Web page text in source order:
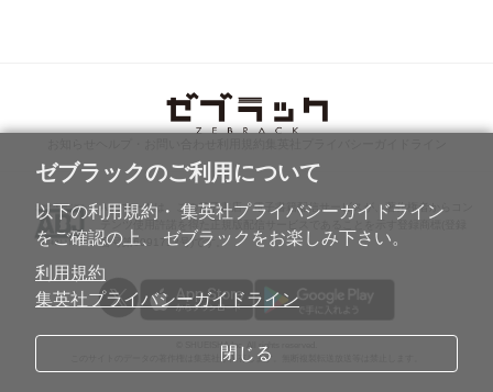
ゼブラックのご利用について
以下の利用規約・ 集英社プライバシーガイドライン
をご確認の上、 ゼブラックをお楽しみ下さい。
利用規約
集英社プライバシーガイドライン
閉じる
ABJマークは、この電子書店・電子書籍配信サービスが、著作権者からコン
テンツ使用許諾を得た正規版配信サービスであることを示す登録商標(登録
番号第6091713号)です。
© SHUEISHA Inc. All rights reserved.
このサイトのデータの著作権は集英社が保有します。無断複製転送放送等は禁止します。